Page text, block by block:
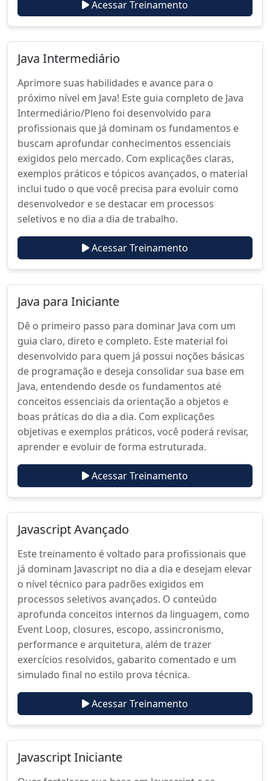
Acessar Treinamento
Java Intermediário
Aprimore suas habilidades e avance para o
próximo nível em Java! Este guia completo de Java
Intermediário/Pleno foi desenvolvido para
profissionais que já dominam os fundamentos e
buscam aprofundar conhecimentos essenciais
exigidos pelo mercado. Com explicações claras,
exemplos práticos e tópicos avançados, o material
inclui tudo o que você precisa para evoluir como
desenvolvedor e se destacar em processos
seletivos e no dia a dia de trabalho.
Acessar Treinamento
Java para Iniciante
Dê o primeiro passo para dominar Java com um
guia claro, direto e completo. Este material foi
desenvolvido para quem já possui noções básicas
de programação e deseja consolidar sua base em
Java, entendendo desde os fundamentos até
conceitos essenciais da orientação a objetos e
boas práticas do dia a dia. Com explicações
objetivas e exemplos práticos, você poderá revisar,
aprender e evoluir de forma estruturada.
Acessar Treinamento
Javascript Avançado
Este treinamento é voltado para profissionais que
já dominam Javascript no dia a dia e desejam elevar
o nível técnico para padrões exigidos em
processos seletivos avançados. O conteúdo
aprofunda conceitos internos da linguagem, como
Event Loop, closures, escopo, assincronismo,
performance e arquitetura, além de trazer
exercícios resolvidos, gabarito comentado e um
simulado final no estilo prova técnica.
Acessar Treinamento
Javascript Iniciante